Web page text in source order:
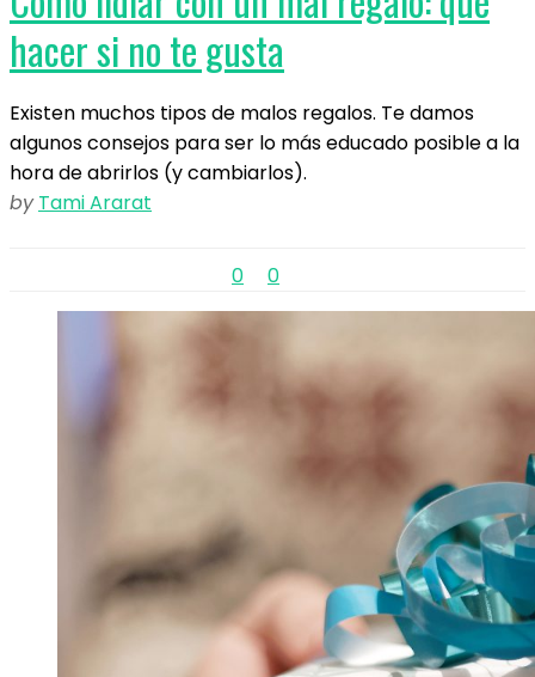
hacer si no te gusta
Existen muchos tipos de malos regalos. Te damos
algunos consejos para ser lo más educado posible a la
hora de abrirlos (y cambiarlos).
by Tami Ararat
0 0